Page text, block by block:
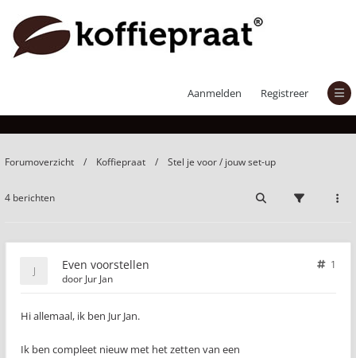
Aanmelden Registreer
Forumoverzicht Koffiepraat Stel je voor / jouw set-up
4 berichten
Even voorstellen
1
door Jur Jan
Hi allemaal, ik ben Jur Jan.
Ik ben compleet nieuw met het zetten van een